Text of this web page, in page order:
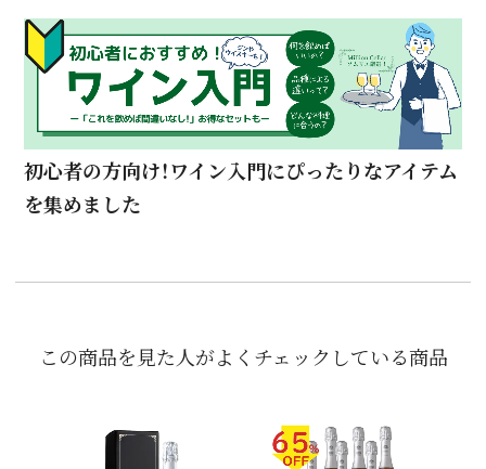
初心者の方向け！ワイン入門にぴったりなアイテム
を集めました
この商品を見た人がよくチェックしている商品